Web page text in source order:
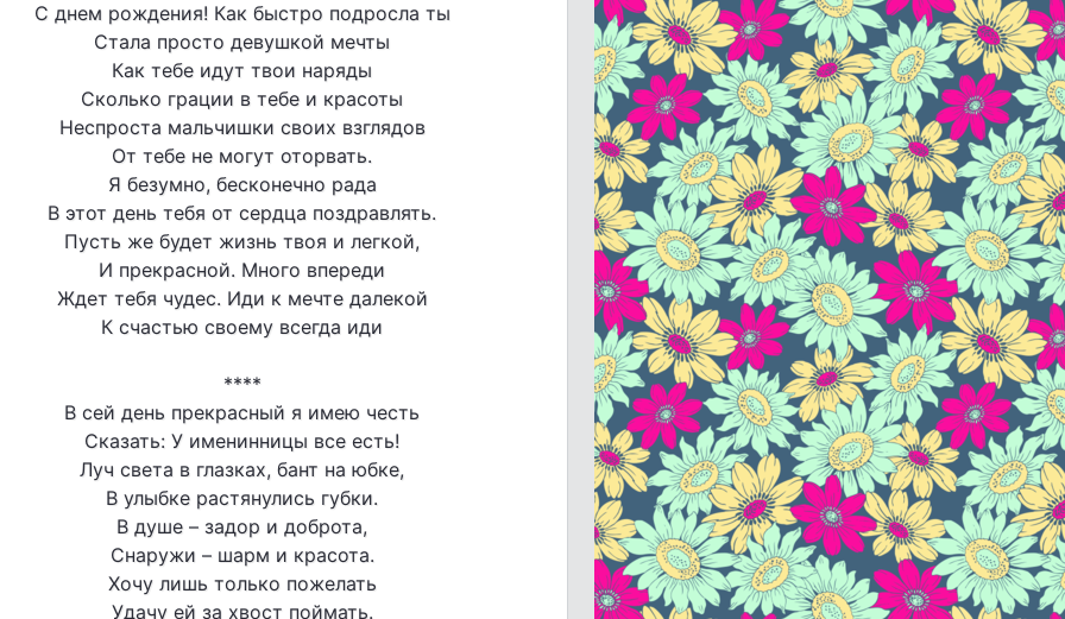
С днем рождения! Как быстро подросла ты
Стала просто девушкой мечты
Как тебе идут твои наряды
Сколько грации в тебе и красоты
Неспроста мальчишки своих взглядов
От тебе не могут оторвать.
Я безумно, бесконечно рада
В этот день тебя от сердца поздравлять.
Пусть же будет жизнь твоя и легкой,
И прекрасной. Много впереди
Ждет тебя чудес. Иди к мечте далекой
К счастью своему всегда иди
****
В сей день прекрасный я имею честь
Сказать: У именинницы все есть!
Луч света в глазках, бант на юбке,
В улыбке растянулись губки.
В душе – задор и доброта,
Снаружи – шарм и красота.
Хочу лишь только пожелать
Удачу ей за хвост поймать.